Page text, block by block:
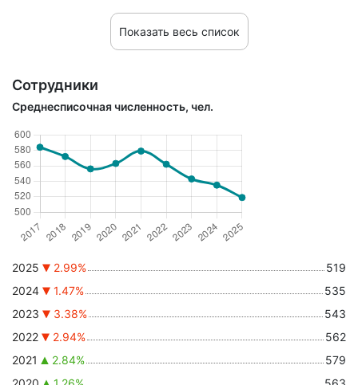
Показать весь список
Сотрудники
Среднесписочная численность, чел.
2025 2.99%
519
2024
1.47%
535
2023
3.38%
543
2022
2.94%
562
2021
2.84%
579